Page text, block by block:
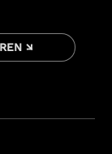
↘